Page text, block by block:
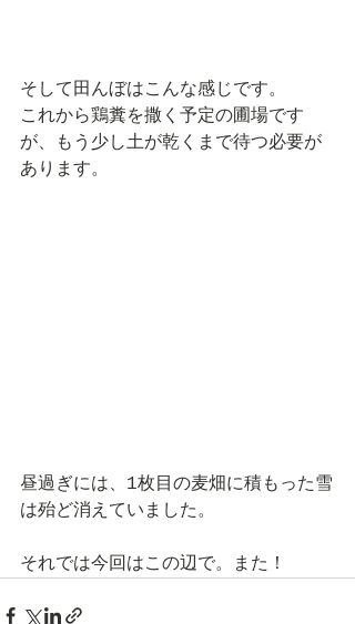
そして田んぼはこんな感じです。
これから鶏糞を撒く予定の圃場です
が、もう少し土が乾くまで待つ必要が
あります。
昼過ぎには、1枚目の麦畑に積もった雪
は殆ど消えていました。
それでは今回はこの辺で。また！